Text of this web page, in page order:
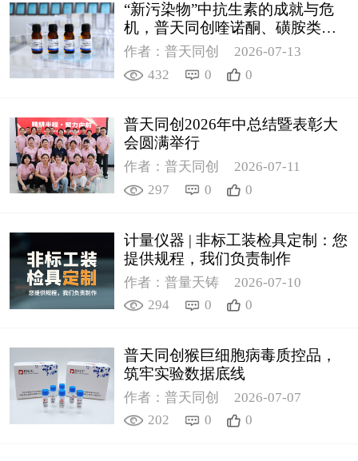
“新污染物”中抗生素的成就与危
机，普天同创喹诺酮、磺胺类质
控新品筑牢环境安全防线
作者：普天同创
2026-07-13
432
0 0
普天同创2026年中总结暨表彰大
会圆满举行
作者：普天同创
2026-07-11
297
0 0
计量仪器 | 非标工装检具定制：您
提供规程，我们负责制作
作者：普量天铸
2026-07-10
294
0 0
普天同创猴巨细胞病毒质控品，
筑牢实验数据底线
作者：普天同创
2026-07-07
202
0 0